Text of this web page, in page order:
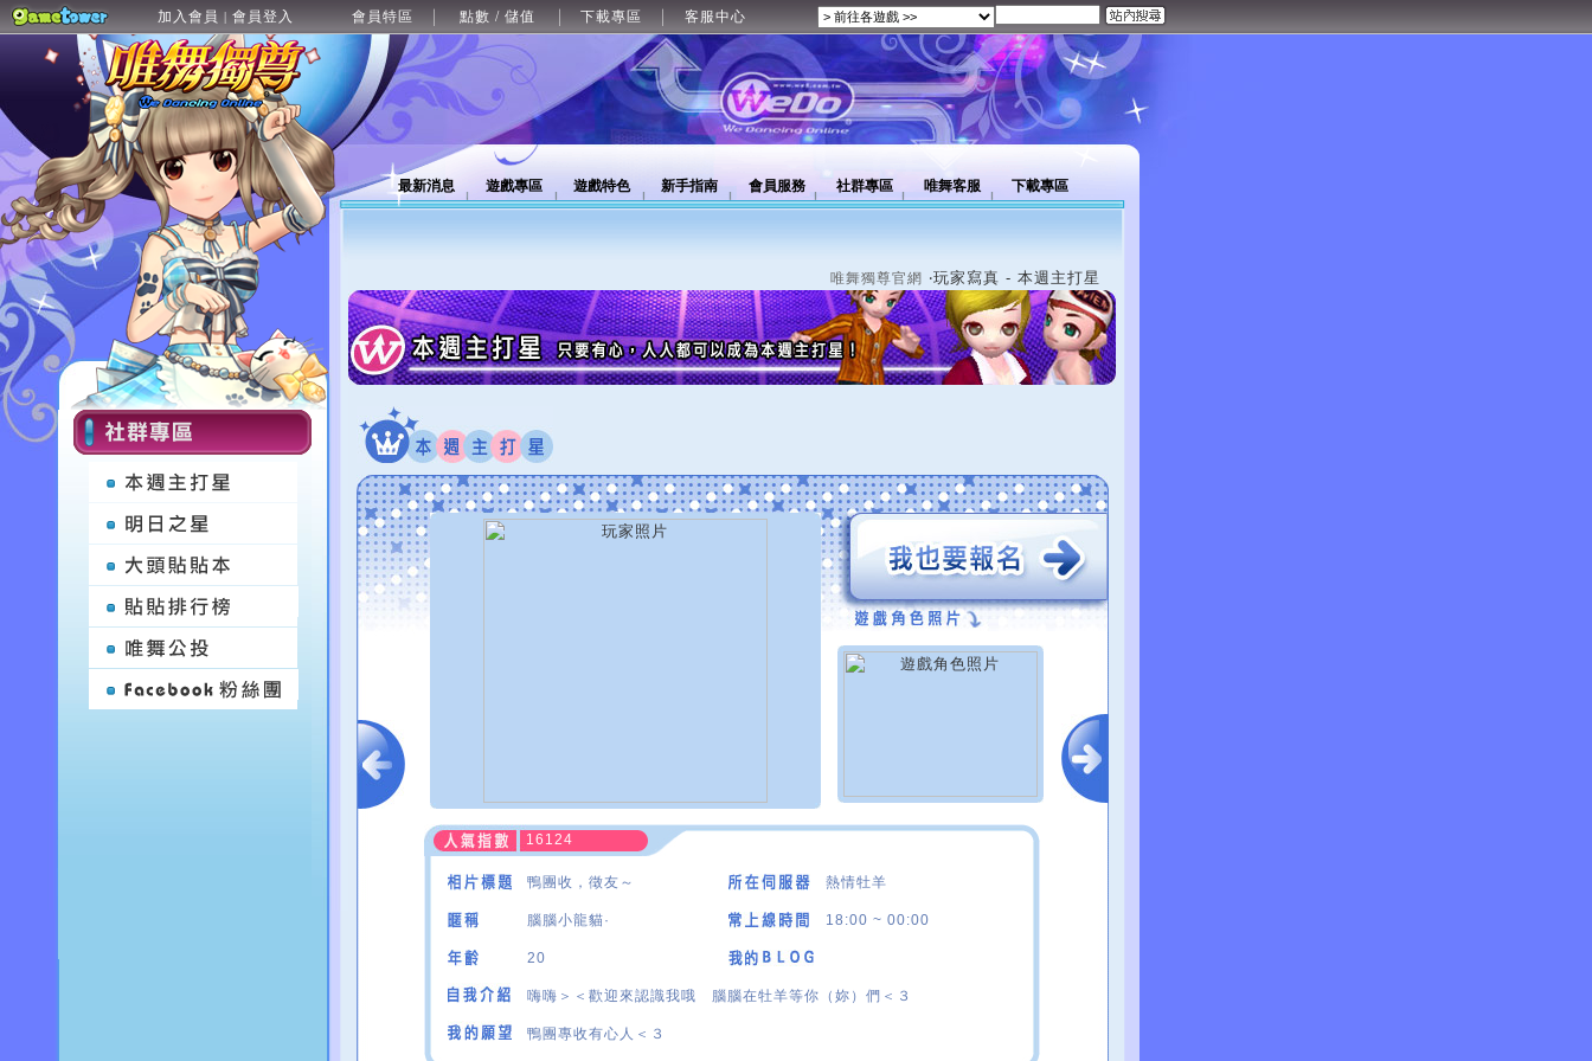
加入會員 | 會員登入 會員特區 點數 / 儲值 下載專區 客服中心
最新消息 遊戲專區 遊戲特色 新手指南 會員服務 社群專區 唯舞客服 下載專區
唯舞獨尊官網 ‧玩家寫真 - 本週主打星
16124
鴨團收，徵友～ 熱情牡羊
腦腦小龍貓· 18:00 ~ 00:00
20
嗨嗨＞＜歡迎來認識我哦 腦腦在牡羊等你（妳）們＜３
鴨團專收有心人＜３